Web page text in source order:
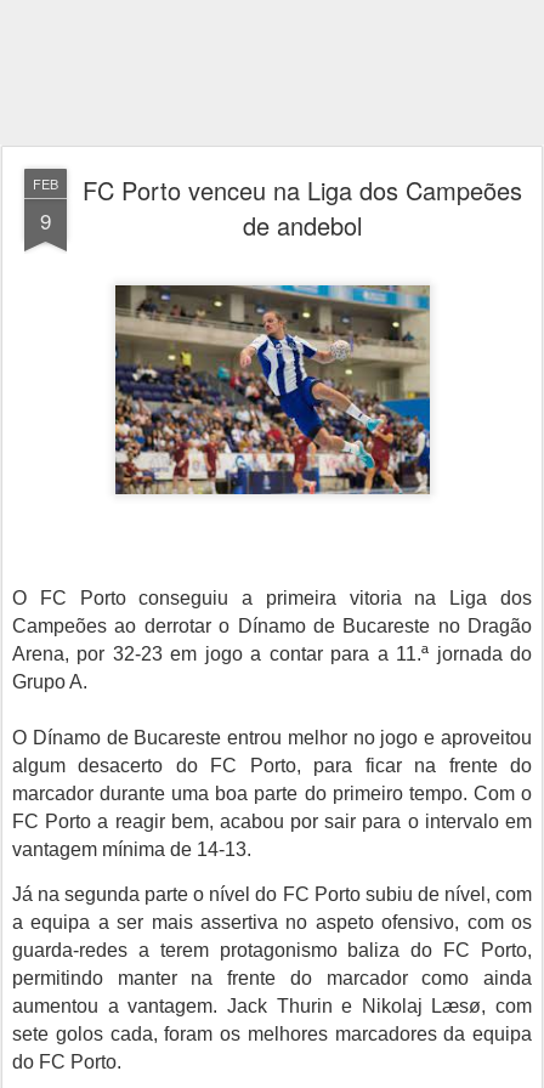
FEB
9
FC Porto venceu na Liga dos Campeões
de andebol
O FC Porto conseguiu a primeira vitoria na Liga dos
Campeões ao derrotar o Dínamo de Bucareste no Dragão
Arena, por 32-23em jogo a contar para a 11.ª jornada do
Grupo A.
O Dínamo de Bucareste entrou melhor no jogo e aproveitou
algum desacerto do FC Porto, para ficar na frente do
marcador durante uma boa parte do primeiro tempo. Com o
FC Porto a reagir bem, acabou por sair para o intervalo em
vantagem mínima de 14-13.
Já na segunda parte o nível do FC Porto subiu de nível, com
a equipa a ser mais assertiva no aspeto ofensivo, com os
guarda-redes a terem protagonismo baliza do FC Porto,
permitindo manter na frente do marcador como ainda
aumentou a vantagem. Jack Thurin e Nikolaj Læsø, com
sete golos cada, foram os melhores marcadores da equipa
do FC Porto.